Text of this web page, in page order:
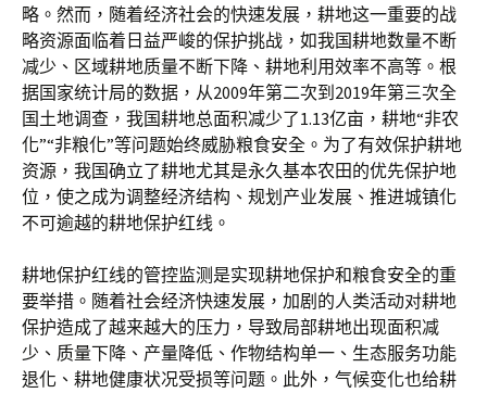
略。然而，随着经济社会的快速发展，耕地这一重要的战
略资源面临着日益严峻的保护挑战，如我国耕地数量不断
减少、区域耕地质量不断下降、耕地利用效率不高等。根
据国家统计局的数据，从2009年第二次到2019年第三次全
国土地调查，我国耕地总面积减少了1.13亿亩，耕地“非农
化”“非粮化”等问题始终威胁粮食安全。为了有效保护耕地
资源，我国确立了耕地尤其是永久基本农田的优先保护地
位，使之成为调整经济结构、规划产业发展、推进城镇化
不可逾越的耕地保护红线。
耕地保护红线的管控监测是实现耕地保护和粮食安全的重
要举措。随着社会经济快速发展，加剧的人类活动对耕地
保护造成了越来越大的压力，导致局部耕地出现面积减
少、质量下降、产量降低、作物结构单一、生态服务功能
退化、耕地健康状况受损等问题。此外，气候变化也给耕